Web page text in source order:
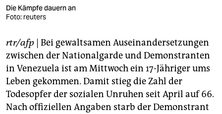
veranstaltungen
fragen & hilfe
unterstützen
abo
genossenschaft
Die Kämpfe dauern an
Foto: reuters
rtr/afp | Bei gewaltsamen Auseinandersetzungen
zwischen der Nationalgarde und Demonstranten
in Venezuela ist am Mittwoch ein 17-Jähriger ums
Leben gekommen. Damit stieg die Zahl der
Todesopfer der sozialen Unruhen seit April auf 66.
Nach offiziellen Angaben starb der Demonstrant